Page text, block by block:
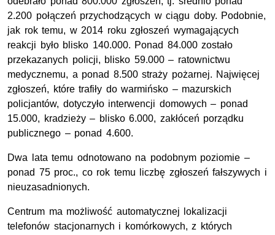
2.200 połączeń przychodzących w ciągu doby. Podobnie,
jak rok temu, w 2014 roku zgłoszeń wymagających
reakcji było blisko 140.000. Ponad 84.000 zostało
przekazanych policji, blisko 59.000 – ratownictwu
medycznemu, a ponad 8.500 straży pożarnej. Najwięcej
zgłoszeń, które trafiły do warmińsko – mazurskich
policjantów, dotyczyło interwencji domowych – ponad
15.000, kradzieży – blisko 6.000, zakłóceń porządku
publicznego – ponad 4.600.
Dwa lata temu odnotowano na podobnym poziomie –
ponad 75 proc., co rok temu liczbę zgłoszeń fałszywych i
nieuzasadnionych.
Centrum ma możliwość automatycznej lokalizacji
telefonów stacjonarnych i komórkowych, z których